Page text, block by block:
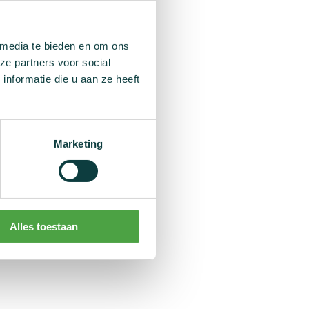
te bieden en om ons
partners voor social
die u aan ze heeft
Marketing
Alles toestaan
je kandidaat te
(het tabblad
dag).
een
aanvraag voor